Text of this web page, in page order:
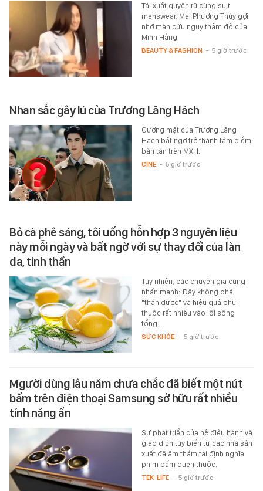
Tái xuất quyến rũ cùng suit
menswear, Mai Phương Thúy gợi
nhớ màn cứu nguy thảm đỏ của
Minh Hằng.
BEAUTY & FASHION - 5 giờ trước
Nhan sắc gây lú của Trương Lăng Hách
Gương mặt của Trương Lăng
Hách bất ngờ trở thành tâm điểm
bàn tán trên MXH.
CINE - 5 giờ trước
Bỏ cà phê sáng, tôi uống hỗn hợp 3 nguyên liệu
này mỗi ngày và bất ngờ với sự thay đổi của làn
da, tinh thần
Tuy nhiên, các chuyên gia cũng
nhấn mạnh: Đây không phải
"thần dược" và hiệu quả phụ
thuộc rất nhiều vào lối sống
tổng…
SỨC KHỎE - 5 giờ trước
Mgười dùng lâu năm chưa chắc đã biết một nút
bấm trên điện thoại Samsung sở hữu rất nhiều
tính năng ẩn
Sự phát triển của hệ điều hành và
giao diện tùy biến từ các nhà sản
xuất đã âm thầm tái định nghĩa
phím bấm quen thuộc.
TEK-LIFE - 5 giờ trước